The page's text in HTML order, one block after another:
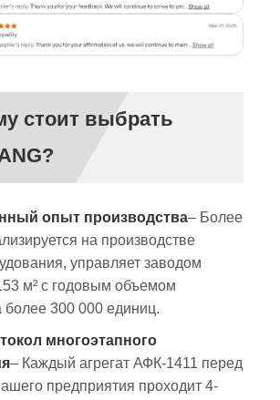
стоит выбрать
опыт производства– Более
на производстве
управляет заводом
м² с годовым объемом
более 300 000 единиц.
многоэтапного
– Каждый агрегат АФК-1411 перед
предприятия проходит 4-